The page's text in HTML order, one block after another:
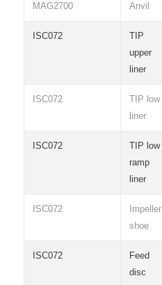
MAG2700 Anvil
ISC072
TIP
upper
liner
ISC072
TIP low
liner
ISC072
TIP low
ramp
liner
ISC072
Impeller
shoe
ISC072
Feed
disc